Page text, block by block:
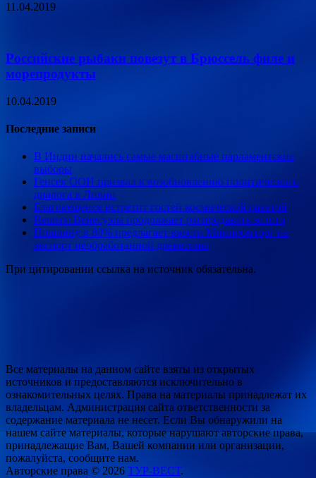
11.04.2019
Российские рыбаки повезут в Брюссель филе и
морепродукты
10.04.2019
Последние записи
В Индии начались самые масштабные парламентские
выборы
Генсек ООН призвал к возобновлению политического
диалога в Ливии
Благовещенск встретит гостей космической ракетой
Reuters: Венесуэла продолжает распродавать золото
Пошлину в 80% предлагает ввести Минпромторг на
экспорт необработанной древесины
При цитировании ссылка на источник обязательна.
Все материалы на данном сайте взяты из открытых
источников и предоставляются исключительно в
ознакомительных целях. Права на материалы принадлежат их
владельцам. Администрация сайта ответственности за
содержание материала не несет. Если Вы обнаружили на
нашем сайте материалы, которые нарушают авторские права,
принадлежащие Вам, Вашей компании или организации,
пожалуйста, сообщите нам.
Авторские права © 2026 ТУР-ВЕСТ.